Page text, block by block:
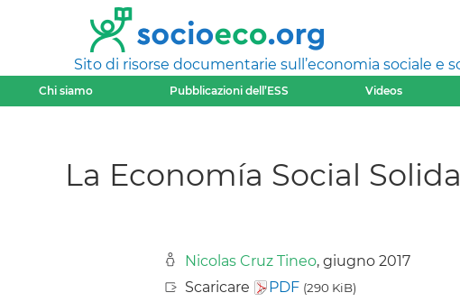
Sito di risorse documentarie sull’economia sociale e
Chi siamo Pubblicazioni dell’ESS Videos
La Economía Social
Nicolas Cruz Tineo, giugno 2017
Scaricare
PDF (290 KiB)